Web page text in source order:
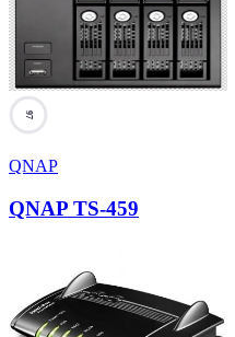
97
QNAP
QNAP TS-459